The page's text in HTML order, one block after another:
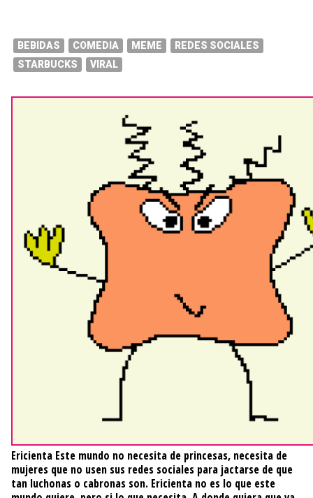
BEBIDAS COMEDIA MEME
REDES SOCIALES
STARBUCKS
VIRAL
Ericienta Este mundo no necesita de princesas, necesita de
mujeres que no usen sus redes sociales para jactarse de que
tan luchonas o cabronas son. Ericienta no es lo que este